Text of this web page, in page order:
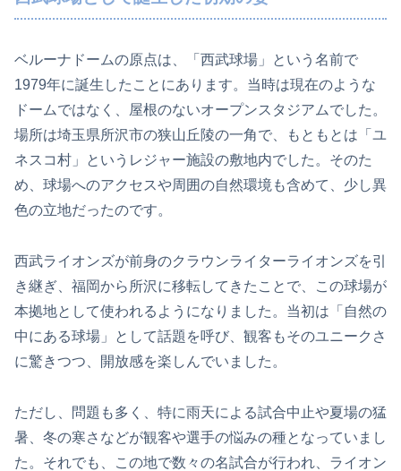
ベルーナドームの原点は、「西武球場」という名前で
1979年に誕生したことにあります。当時は現在のような
ドームではなく、屋根のないオープンスタジアムでした。
場所は埼玉県所沢市の狭山丘陵の一角で、もともとは「ユ
ネスコ村」というレジャー施設の敷地内でした。そのた
め、球場へのアクセスや周囲の自然環境も含めて、少し異
色の立地だったのです。
西武ライオンズが前身のクラウンライターライオンズを引
き継ぎ、福岡から所沢に移転してきたことで、この球場が
本拠地として使われるようになりました。当初は「自然の
中にある球場」として話題を呼び、観客もそのユニークさ
に驚きつつ、開放感を楽しんでいました。
ただし、問題も多く、特に雨天による試合中止や夏場の猛
暑、冬の寒さなどが観客や選手の悩みの種となっていまし
た。それでも、この地で数々の名試合が行われ、ライオン